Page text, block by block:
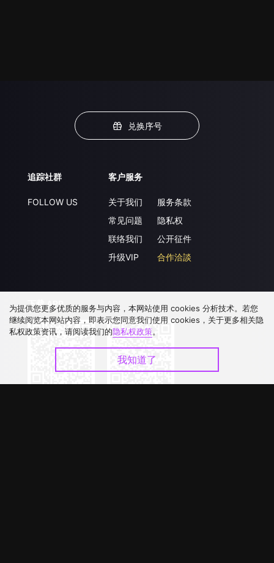
兑换序号
追踪社群
FOLLOW US
客户服务
关于我们
常见问题
联络我们
升级VIP
服务条款
隐私权
公开征件
合作洽談
下载 APP
为提供您更多优质的服务与内容，本网站使用 cookies 分析技术。若您
继续阅览本网站内容，即表示您同意我们使用 cookies，关于更多相关隐
私权政策资讯，请阅读我们的隐私权政策。
我知道了